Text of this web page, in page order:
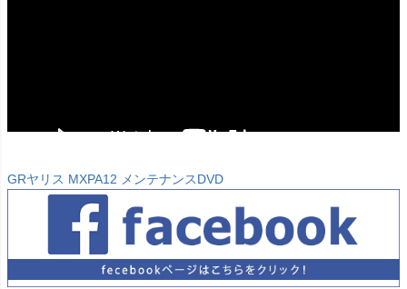
GRヤリス MXPA12 メンテナンスDVD